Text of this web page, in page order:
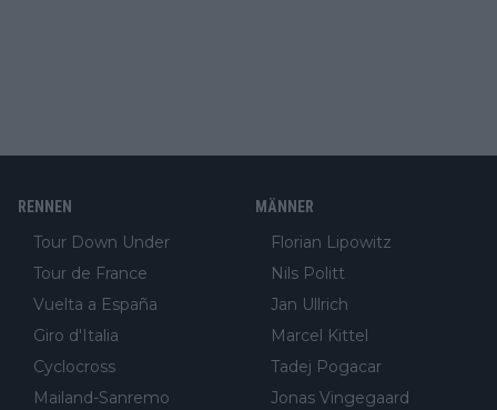
RENNEN
Tour Down Under
Tour de France
Vuelta a España
Giro d'Italia
Cyclocross
Mailand-Sanremo
MÄNNER
Florian Lipowitz
Nils Politt
Jan Ullrich
Marcel Kittel
Tadej Pogacar
Jonas Vingegaard